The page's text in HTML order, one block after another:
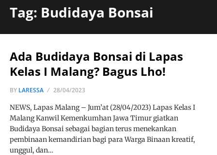
Tag: Budidaya Bonsai
Ada Budidaya Bonsai di Lapas
Kelas I Malang? Bagus Lho!
BY LARESSA 28/04/2023
NEWS, Lapas Malang – Jum’at (28/04/2023) Lapas Kelas I
Malang Kanwil Kemenkumhan Jawa Timur giatkan
Budidaya Bonsai sebagai bagian terus menekankan
pembinaan kemandirian bagi para Warga Binaan kreatif,
unggul, dan…